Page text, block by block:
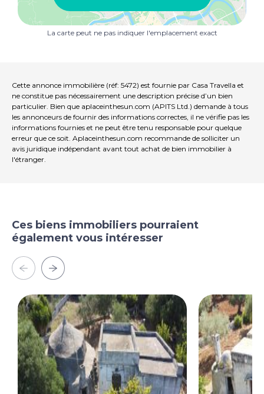
La carte peut ne pas indiquer l'emplacement exact
Cette annonce immobilière (réf: 5472) est fournie par Casa Travella et
ne constitue pas nécessairement une description précise d’un bien
particulier. Bien que aplaceinthesun.com (APITS Ltd.) demande à tous
les annonceurs de fournir des informations correctes, il ne vérifie pas les
informations fournies et ne peut être tenu responsable pour quelque
erreur que ce soit. Aplaceinthesun.com recommande de solliciter un
avis juridique indépendant avant tout achat de bien immobilier à
l'étranger.
Ces biens immobiliers pourraient
également vous intéresser